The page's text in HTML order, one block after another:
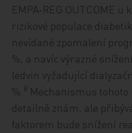
EMPA‑REG OUTCOME
rizikové populace
nevídané zpomalení
%, a navíc výrazné
ledvin vyžadující
%. 8 Mechanismus
detailně znám, ale
faktorem bude snížení